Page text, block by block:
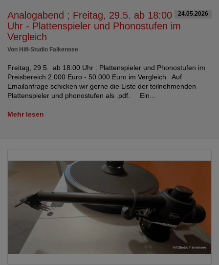
24.05.2026
Analogabend ; Freitag, 29.5. ab 18:00
Uhr - Plattenspieler und Phonostufen im
Vergleich
Von Hifi-Studio Falkensee
Freitag, 29.5. ab 18:00 Uhr : Plattenspieler und Phonostufen im
Preisbereich 2.000 Euro - 50.000 Euro im Vergleich Auf
Emailanfrage schicken wir gerne die Liste der teilnehmenden
Plattenspieler und phonostufen als .pdf. Ein...
Mehr lesen